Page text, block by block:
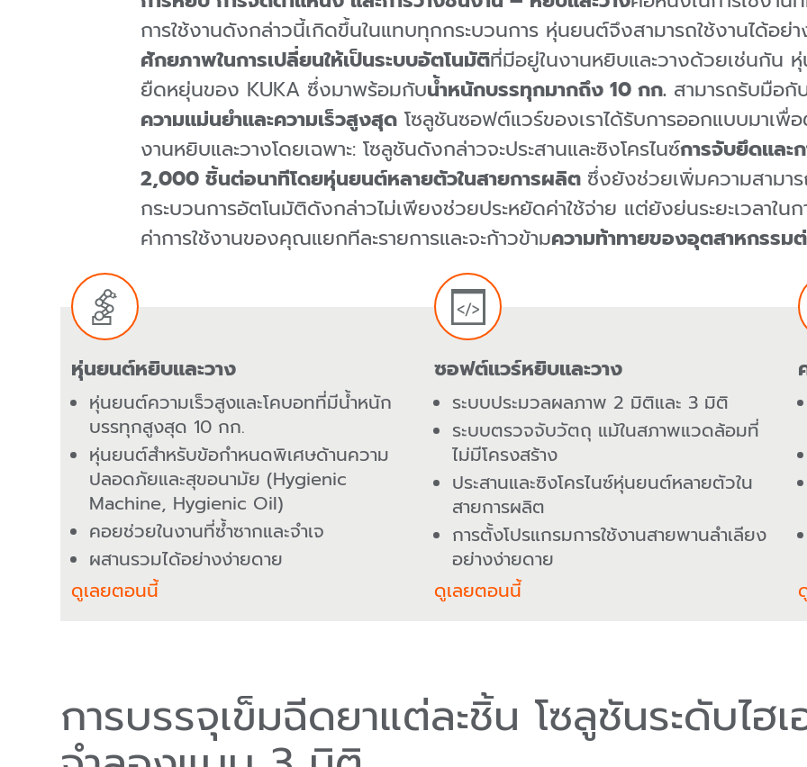
การใช้งานดังกล่าวนี้เกิดขึ้นในแทบทุกกระบวนการ หุ่นยนต์จึงสามารถใช้งานได้อ
ศักยภาพในการเปลี่ยนให้เป็นระบบอัตโนมัติที่มีอยู่ในงานหยิบและวางด้วยเช่นกัน
ยืดหยุ่นของ KUKA ซึ่งมาพร้อมกับน้ำหนักบรรทุกมากถึง 10 กก.สามารถรับมือกับ
ความแม่นยำและความเร็วสูงสุด โซลูชันซอฟต์แวร์ของเราได้รับการออกแบบมาเ
งานหยิบและวางโดยเฉพาะ: โซลูชันดังกล่าวจะประสานและซิงโครไนซ์การจับยึดและ
2,000 ชิ้นต่อนาทีโดยหุ่นยนต์หลายตัวในสายการผลิต ซึ่งยังช่วยเพิ่มความสามา
กระบวนการอัตโนมัติดังกล่าวไม่เพียงช่วยประหยัดค่าใช้จ่าย แต่ยังย่นระยะเวลาใ
ค่าการใช้งานของคุณแยกทีละรายการและจะก้าวข้ามความท้าทายของอุตสาหกรรม
หุ่นยนต์หยิบและวาง
หุ่นยนต์ความเร็วสูงและโคบอทที่มีน้ำหนัก
บรรทุกสูงสุด 10 กก.
หุ่นยนต์สำหรับข้อกำหนดพิเศษด้านความ
ปลอดภัยและสุขอนามัย (Hygienic
Machine, Hygienic Oil)
คอยช่วยในงานที่ซ้ำซากและจำเจ
ผสานรวมได้อย่างง่ายดาย
ดูเลยตอนนี้
ซอฟต์แวร์หยิบและวาง
ระบบประมวลผลภาพ 2 มิติและ 3 มิติ
ระบบตรวจจับวัตถุ แม้ในสภาพแวดล้อมที่
ไม่มีโครงสร้าง
ประสานและซิงโครไนซ์หุ่นยนต์หลายตัวใน
สายการผลิต
การตั้งโปรแกรมการใช้งานสายพานลำเลียง
อย่างง่ายดาย
ดูเลยตอนนี้
การบรรจุเข็มฉีดยาแต่ละชิ้น โซลูชันระดับไฮ